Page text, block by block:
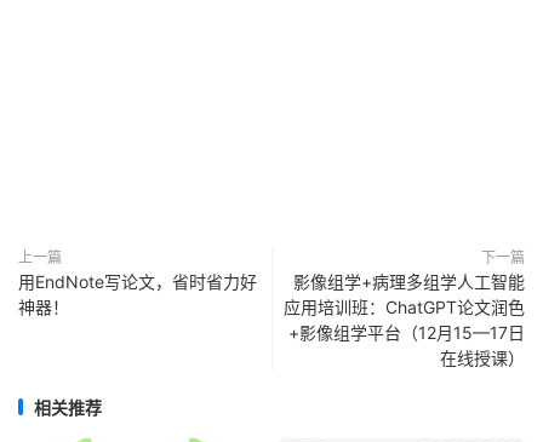
上一篇
用EndNote写论文，省时省力好
神器！
下一篇
影像组学+病理多组学人工智能
应用培训班：ChatGPT论文润色
+影像组学平台（12月15—17日
在线授课）
相关推荐